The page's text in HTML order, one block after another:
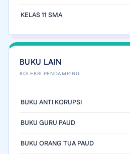
KELAS 11 SMA
BUKU LAIN
BUKU ANTI KORUPSI
BUKU GURU PAUD
BUKU ORANG TUA PAUD